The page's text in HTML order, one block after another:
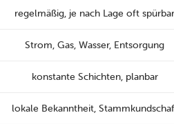
regelmäßig, je nach Lage oft spürbar
Strom, Gas, Wasser, Entsorgung
konstante Schichten, planbar
lokale Bekanntheit,